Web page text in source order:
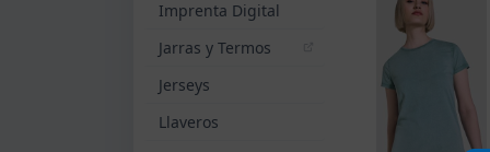
Imprenta Digital
Jarras y Termos
Jerseys
Llaveros